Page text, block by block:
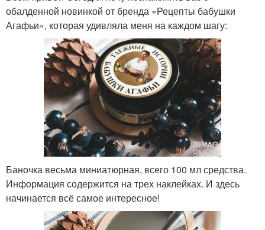
обалденной новинкой от бренда «Рецепты бабушки
Агафьи», которая удивляла меня на каждом шагу:
Баночка весьма миниатюрная, всего 100 мл средства.
Информация содержится на трех наклейках. И здесь
начинается всё самое интересное!